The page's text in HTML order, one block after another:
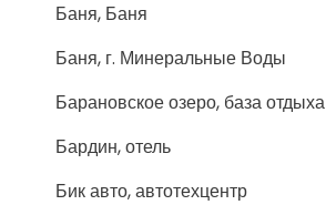
Баня, Баня
Баня, г. Минеральные Воды
Барановское озеро, база отдыха
Бардин, отель
Бик авто, автотехцентр